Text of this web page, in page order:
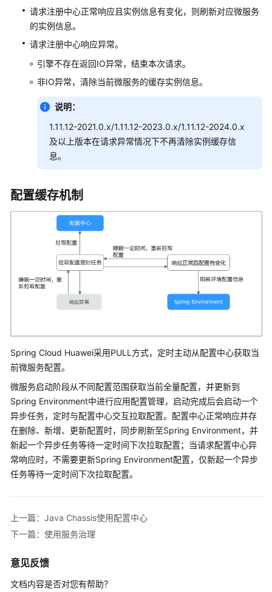
南
述
服
应
用
境
微
服
务
应
用
部
署
微
服
务
使
用
引
请求注册中心正常响应且实例信息有变化，则刷新对应微服务
的实例信息。
请求注册中心响应异常。
引擎不存在返回IO异常，结束本次请求。
非IO异常，清除当前微服务的缓存实例信息。
说明：
1.11.12-2021.0.x/1.11.12-2023.0.x/1.11.12-2024.0.x
及以上版本在请求异常情况下不再清除实例缓存信
息。
配置缓存机制
Spring Cloud Huawei采用PULL方式，定时主动从配置中心获取当
前微服务配置。
微服务启动阶段从不同配置范围获取当前全量配置，并更新到
Spring Environment中进行应用配置管理，启动完成后会启动一个
异步任务，定时与配置中心交互拉取配置。配置中心正常响应并存
在删除、新增、更新配置时，同步刷新至Spring Environment，并
新起一个异步任务等待一定时间下次拉取配置；当请求配置中心异
常响应时，不需要更新Spring Environment配置，仅新起一个异步
任务等待一定时间下次拉取配置。
上一篇：Java Chassis使用配置中心
下一篇：使用服务治理
意见反馈
文档内容是否对您有帮助？